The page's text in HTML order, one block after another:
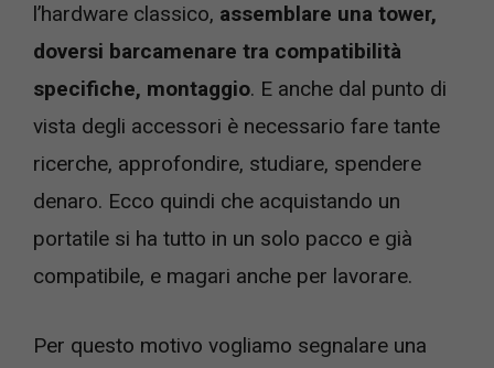
l’hardware classico, assemblare una tower,
doversi barcamenare tra compatibilità
specifiche, montaggio. E anche dal punto di
vista degli accessori è necessario fare tante
ricerche, approfondire, studiare, spendere
denaro. Ecco quindi che acquistando un
portatile si ha tutto in un solo pacco e già
compatibile, e magari anche per lavorare.
Per questo motivo vogliamo segnalare una